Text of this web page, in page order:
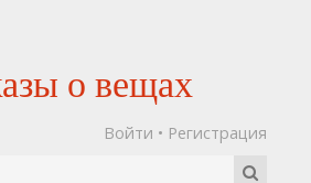
о вещах
Войти • Регистрация